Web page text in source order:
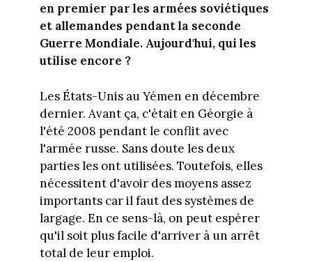
en premier par les armées soviétiques
et allemandes pendant la seconde
Guerre Mondiale. Aujourd'hui, qui les
utilise encore ?
Les États-Unis au Yémen en décembre
dernier. Avant ça, c'était en Géorgie à
l'été 2008 pendant le conflit avec
l'armée russe. Sans doute les deux
parties les ont utilisées. Toutefois, elles
nécessitent d'avoir des moyens assez
importants car il faut des systèmes de
largage. En ce sens-là, on peut espérer
qu'il soit plus facile d'arriver à un arrêt
total de leur emploi.